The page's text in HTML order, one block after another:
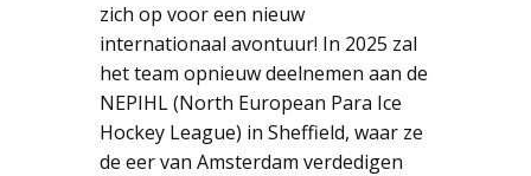
Contact
Donaties
zich op voor een nieuw
internationaal avontuur! In 2025 zal
het team opnieuw deelnemen aan de
NEPIHL (North European Para Ice
Hockey League) in Sheffield, waar ze
de eer van Amsterdam verdedigen